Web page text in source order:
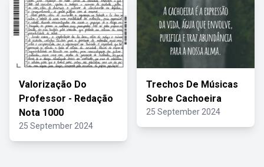
Valorização Do
Professor - Redação
Nota 1000
25 September 2024
Trechos De Músicas
Sobre Cachoeira
25 September 2024